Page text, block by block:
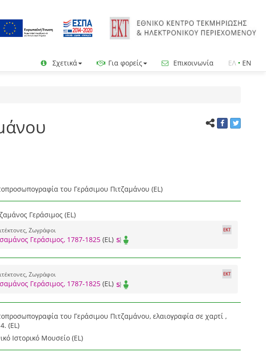
Σχετικά Για φορείς Επικοινωνία ΕΛ • EN
του Γεράσιμου Πιτζαμάνου (EL)
Γεράσιμος (EL)
Ζωγράφοι
Γεράσιμος, 1787-1825(EL)
Ζωγράφοι
Γεράσιμος, 1787-1825(EL)
του Γεράσιμου Πιτζαμάνου, ελαιογραφία σε χαρτί ,
(EL)
Ιστορικό Μουσείο (EL)